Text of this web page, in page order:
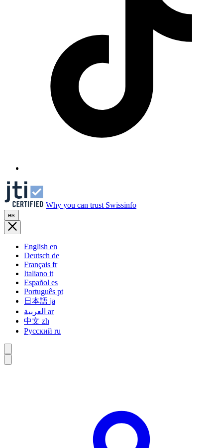
Why you can trust Swissinfo
es
English en
Deutsch de
Français fr
Italiano it
Español es
Português pt
日本語 ja
ar
中文 zh
Русский ru